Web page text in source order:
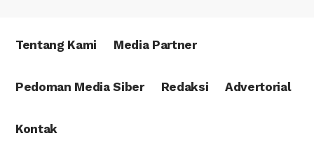
Tentang Kami Media Partner
Pedoman Media Siber Redaksi Advertorial
Kontak